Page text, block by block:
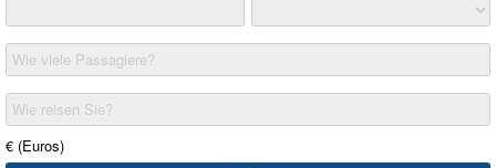
Wie viele Passagiere?
Wie reisen Sie?
€ (Euros)